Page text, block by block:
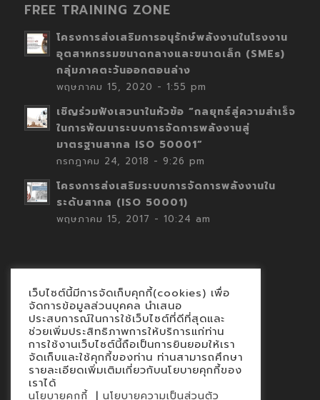
FREE TRAINING ZONE
โครงการส่งเสริมการอนุรักษ์พลังงานในโรงงาน
อุตสาหกรรมขนาดกลางและขนาดเล็ก (SMEs)
กลุ่มภาคตะวันออกตอนล่าง
พฤษภาคม 15, 2020 - 1:55 pm
เชิญร่วมฟังเสวนาในหัวข้อ “กลยุทธ์สู่ความสำเร็จ
ในการพัฒนาระบบการจัดการพลังงานสู่
มาตรฐานสากล ISO 50001”
กรกฎาคม 24, 2018 - 9:26 pm
โครงการส่งเสริมระบบการจัดการพลังงานใน
ระดับสากล (ISO 50001)
พฤษภาคม 15, 2017 - 10:24 am
Contact
นโยบายคุกกี้
นโยบายข้อมูลส่วนบุคคล
เว็บไซต์นี้มีการจัดเก็บคุกกี้(cookies) เพื่อ
จัดการข้อมูลส่วนบุคคล นำเสนอ
ประสบการณ์ในการใช้เว็บไซต์ที่ดีที่สุดและ
ช่วยเพิ่มประสิทธิภาพการให้บริการแก่ท่าน
การใช้งานเว็บไซต์นี้ถือเป็นการยินยอมให้เรา
จัดเก็บและใช้คุกกี้ของท่าน ท่านสามารถศึกษา
รายละเอียดเพิ่มเติมเกี่ยวกับนโยบายคุกกี้ของ
เราได้
นโยบายคุกกี้ | นโยบายความเป็นส่วนตัว